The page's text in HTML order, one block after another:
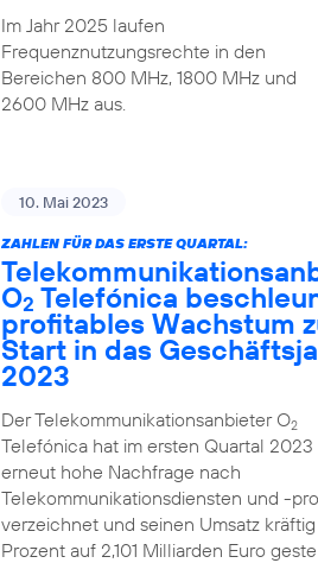
Im Jahr 2025 laufen
Frequenznutzungsrechte in den
Bereichen 800 MHz, 1800 MHz und
2600 MHz aus.
10. Mai 2023
ZAHLEN FÜR DAS ERSTE QUARTAL:
O2 Telefónica
profitables Wachstum
Start in das
2023
Der Telekommunikationsanbieter O2
Telefónica hat im ersten Quartal 2023
erneut hohe Nachfrage nach
Telekommunikationsdiensten und -
verzeichnet und seinen Umsatz
Prozent auf 2,101 Milliarden Euro